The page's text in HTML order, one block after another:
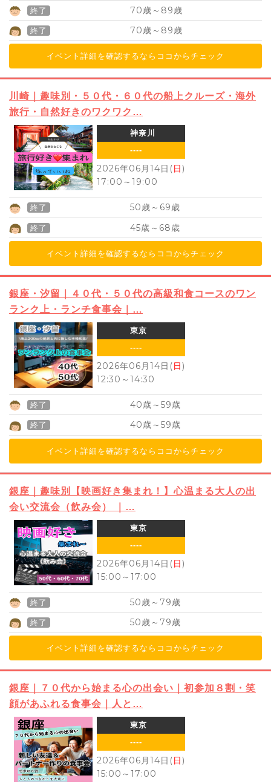
終了 70歳～ 89歳
終了 70歳～ 89歳
イベント詳細を確認するならココからチェック
川崎｜趣味別・５０代・６０代の船上クルーズ・海外
旅行・自然好きのワクワク…
神奈川
----
2026年06月14日(日)
17:00 ～ 19:00
終了 50歳～ 69歳
終了 45歳～ 68歳
イベント詳細を確認するならココからチェック
銀座・汐留｜４０代・５０代の高級和食コースのワン
ランク上・ランチ食事会｜…
東京
----
2026年06月14日(日)
12:30 ～ 14:30
終了 40歳～ 59歳
終了 40歳～ 59歳
イベント詳細を確認するならココからチェック
銀座｜趣味別【映画好き集まれ！】心温まる大人の出
会い交流会（飲み会） ｜…
東京
----
2026年06月14日(日)
15:00 ～ 17:00
終了 50歳～ 79歳
終了 50歳～ 79歳
イベント詳細を確認するならココからチェック
銀座｜７０代から始まる心の出会い｜初参加８割・笑
顔があふれる食事会｜人と…
東京
----
2026年06月14日(日)
15:00 ～ 17:00